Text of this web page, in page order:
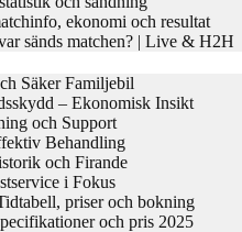
ekonomi och resultat
sänds matchen? | Live & H2H
Säker Familjebil
– Ekonomisk Insikt
och Support
Behandling
och Firande
i Fokus
priser och bokning
och pris 2025